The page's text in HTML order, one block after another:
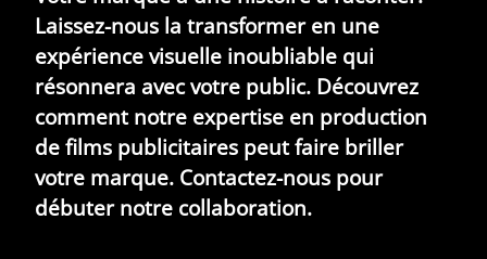
Laissez-nous la transformer en une
expérience visuelle inoubliable qui
résonnera avec votre public. Découvrez
comment notre expertise en production
de films publicitaires peut faire briller
votre marque. Contactez-nous pour
débuter notre collaboration.